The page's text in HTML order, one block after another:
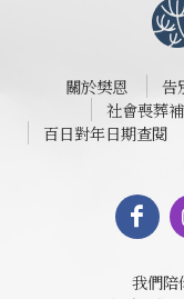
關於樊恩 告
社會喪葬
百日對年日期查閱
我們陪